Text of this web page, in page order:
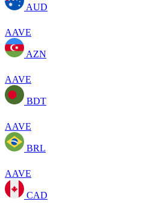
AUD
AAVE
AZN
AAVE
BDT
AAVE
BRL
AAVE
CAD